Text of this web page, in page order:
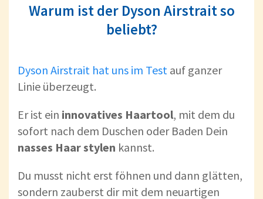
Warum ist der Dyson Airstrait so
beliebt?
Dyson Airstrait hat uns im Test auf ganzer
Linie überzeugt.
Er ist ein innovatives Haartool, mit dem du
sofort nach dem Duschen oder Baden Dein
nasses Haar stylen kannst.
Du musst nicht erst föhnen und dann glätten,
sondern zauberst dir mit dem neuartigen